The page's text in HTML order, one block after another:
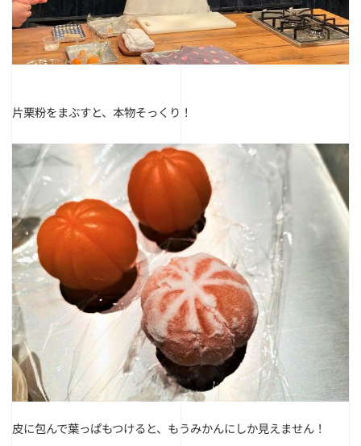
片栗粉をまぶすと、本物そっくり！
皮に包んで葉っぱもつけると、もうみかんにしか見えません！